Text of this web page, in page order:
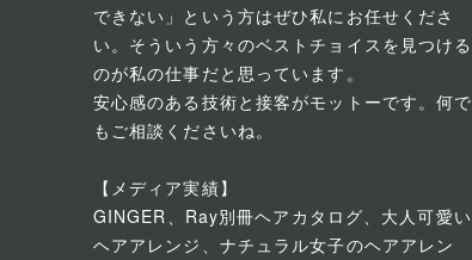
できない」という方はぜひ私にお任せくださ
い。そういう方々のベストチョイスを見つける
のが私の仕事だと思っています。
安心感のある技術と接客がモットーです。何で
もご相談くださいね。
【メディア実績】
GINGER、Ray別冊ヘアカタログ、大人可愛い
ヘアアレンジ、ナチュラル女子のヘアアレン